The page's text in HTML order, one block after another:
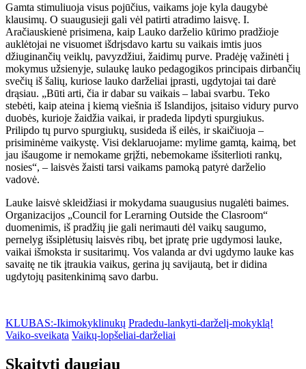
Gamta stimuliuoja visus pojūčius, vaikams joje kyla daugybė
klausimų. O suaugusieji gali vėl patirti atradimo laisvę. I.
Aračiauskienė prisimena, kaip Lauko darželio kūrimo pradžioje
auklėtojai ne visuomet išdrįsdavo kartu su vaikais imtis juos
džiuginančių veiklų, pavyzdžiui, žaidimų purve. Pradėję važinėti į
mokymus užsienyje, sulaukę lauko pedagogikos principais dirbančių
svečių iš šalių, kuriose lauko darželiai įprasti, ugdytojai tai darė
drąsiau. „Būti arti, čia ir dabar su vaikais – labai svarbu. Teko
stebėti, kaip ateina į kiemą viešnia iš Islandijos, įsitaiso vidury purvo
duobės, kurioje žaidžia vaikai, ir pradeda lipdyti spurgiukus.
Prilipdo tų purvo spurgiukų, susideda iš eilės, ir skaičiuoja –
prisiminėme vaikystę. Visi deklaruojame: mylime gamtą, kaimą, bet
jau išaugome ir nemokame grįžti, nebemokame išsiterlioti rankų,
nosies“, – laisvės žaisti tarsi vaikams pamoką patyrė darželio
vadovė.
Lauke laisvė skleidžiasi ir mokydama suaugusius nugalėti baimes.
Organizacijos „Council for Lerarning Outside the Clasroom“
duomenimis, iš pradžių jie gali nerimauti dėl vaikų saugumo,
pernelyg išsiplėtusių laisvės ribų, bet įpratę prie ugdymosi lauke,
vaikai išmoksta ir susitarimų. Vos valanda ar dvi ugdymo lauke kas
savaitę ne tik įtraukia vaikus, gerina jų savijautą, bet ir didina
ugdytojų pasitenkinimą savo darbu.
KLUBAS:-Ikimokyklinukų Pradedu-lankyti-darželį-mokyklą!
Vaiko-sveikata Vaikų-lopšeliai-darželiai
Skaityti daugiau